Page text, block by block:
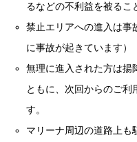
るなどの不利益を被るこ
禁止エリアへの進入は事
に事故が起きています）
無理に進入された方は揚
ともに、次回からのご利
す。
マリーナ周辺の道路上も